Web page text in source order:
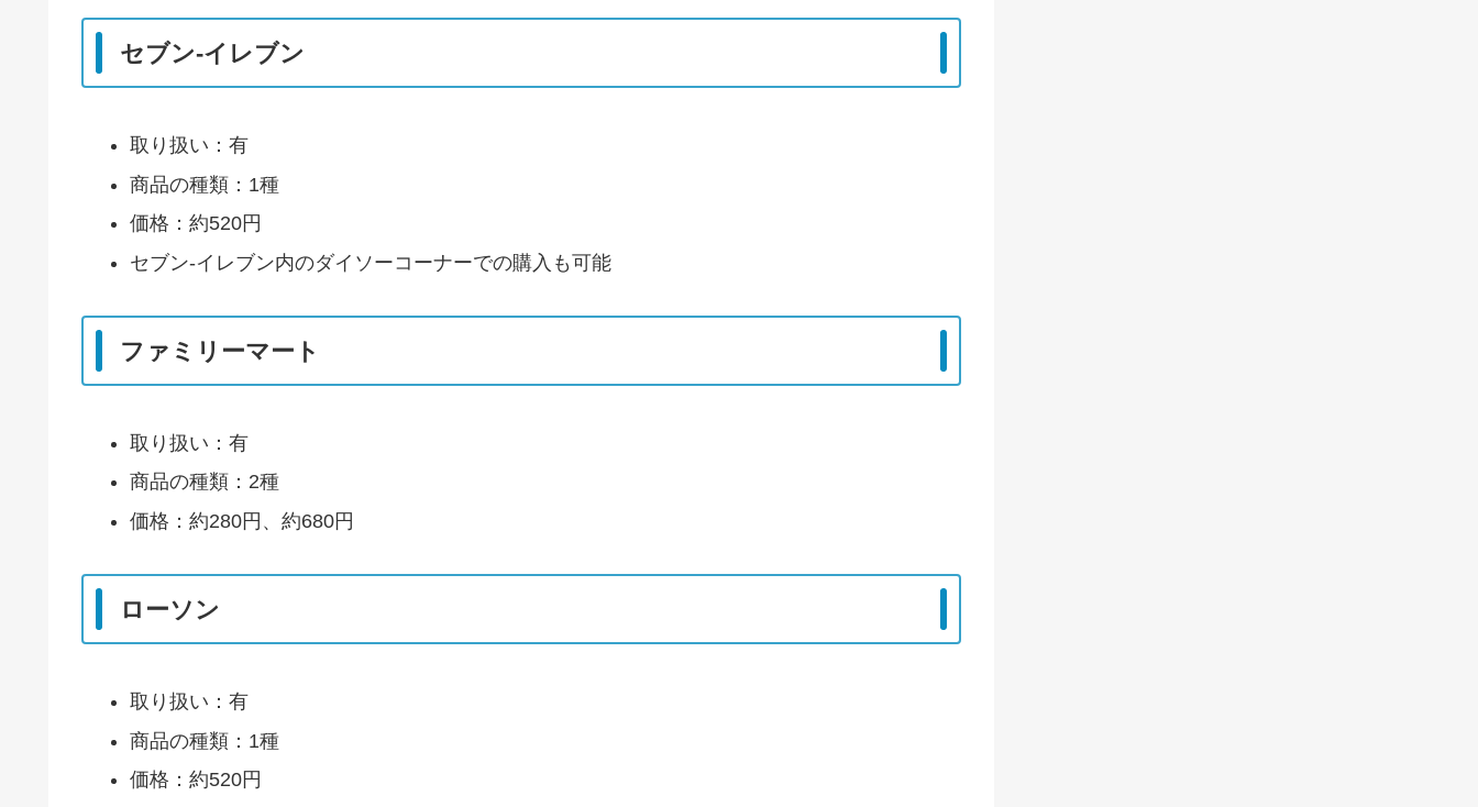
セブン-イレブン
取り扱い：有
商品の種類：1種
価格：約520円
セブン-イレブン内のダイソーコーナーでの購入も可能
ファミリーマート
取り扱い：有
商品の種類：2種
価格：約280円、約680円
ローソン
取り扱い：有
商品の種類：1種
価格：約520円